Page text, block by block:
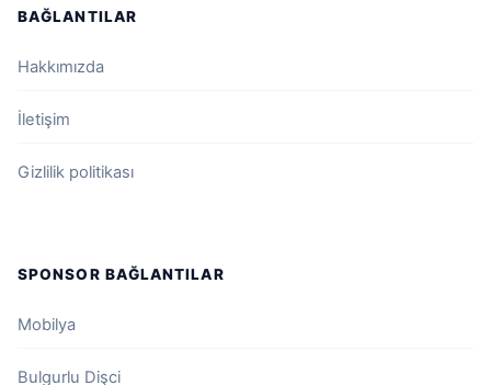
BAĞLANTILAR
Hakkımızda
İletişim
Gizlilik politikası
SPONSOR BAĞLANTILAR
Mobilya
Bulgurlu Dişci